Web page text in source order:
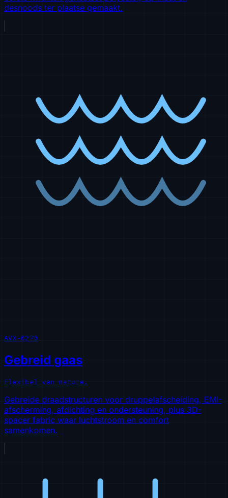
desnoods ter plaatse gemaakt.
AVX-0270
Gebreid gaas
Flexibel van nature.
Gebreide draadstructuren voor druppelafscheiding, EMI-
afscherming, afdichting en ondersteuning, plus 3D-
spacer fabric waar luchtstroom en comfort
samenkomen.